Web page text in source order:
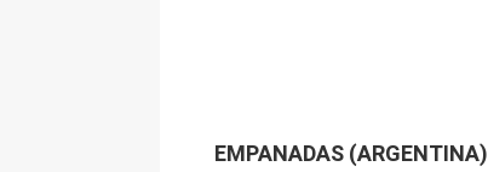
EMPANADAS (ARGENTINA)